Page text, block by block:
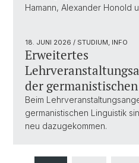
Hamann, Alexander Honold
18. JUNI 2026 / STUDIUM, INFO
Erweitertes
der
Beim
germanistischen Linguistik
neu dazugekommen.